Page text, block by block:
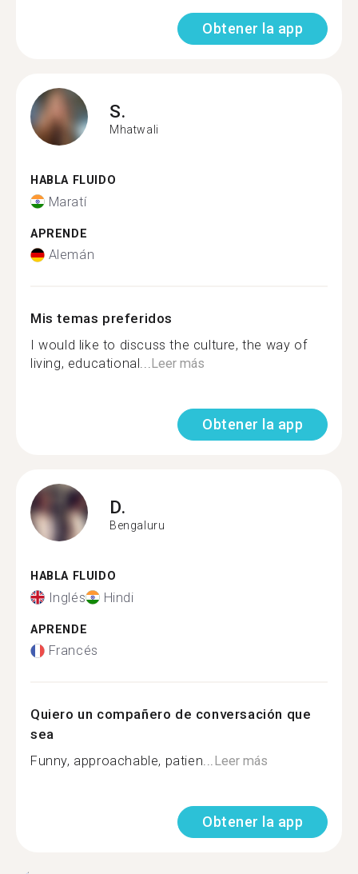
Obtener la app
S.
Mhatwali
HABLA FLUIDO
Maratí
APRENDE
Alemán
Mis temas preferidos
I would like to discuss the culture, the way of
living, educational...Leer más
Obtener la app
D.
Bengaluru
HABLA FLUIDO
Inglés Hindi
APRENDE
Francés
Quiero un compañero de conversación que
sea
Funny, approachable, patien...Leer más
Obtener la app